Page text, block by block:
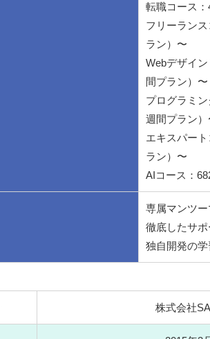
転職コース
フリーラン
ラン）〜
Webデザイ
間プラン）〜
プログラミ
週間プラン）
エキスパー
ラン）〜
AIコース：
専属マンツ
徹底したサポ
独自開発の
株式会社